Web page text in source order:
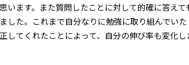
います。また質問したことに対して的確に答え
した。これまで自分なりに勉強に取り組んでい
してくれたことによって、自分の伸び率も変化し